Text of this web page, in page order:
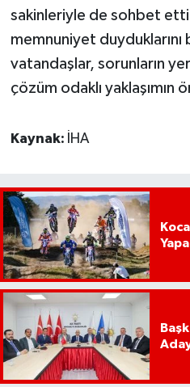
sakinleriyle de sohbet
memnuniyet
vatandaşlar, sorunların
çözüm odaklı yaklaşımın
Kaynak: İHA